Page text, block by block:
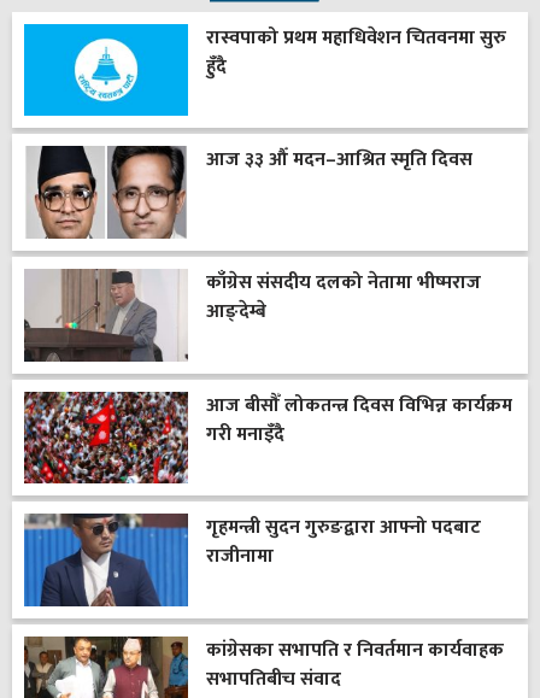
रास्वपाको प्रथम महाधिवेशन चितवनमा सुरु
हुँदै
आज ३३ औँ मदन–आश्रित स्मृति दिवस
काँग्रेस संसदीय दलको नेतामा भीष्मराज
आङ्देम्बे
आज बीसौँ लोकतन्त्र दिवस विभिन्न कार्यक्रम
गरी मनाइँदै
गृहमन्त्री सुदन गुरुङद्वारा आफ्नो पदबाट
राजीनामा
कांग्रेसका सभापति र निवर्तमान कार्यवाहक
सभापतिबीच संवाद